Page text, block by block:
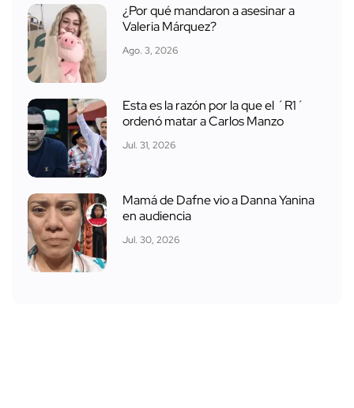
¿Por qué mandaron a asesinar a
Valeria Márquez?
Ago. 3, 2026
Esta es la razón por la que el ´R1´
ordenó matar a Carlos Manzo
Jul. 31, 2026
Mamá de Dafne vio a Danna Yanina
en audiencia
Jul. 30, 2026